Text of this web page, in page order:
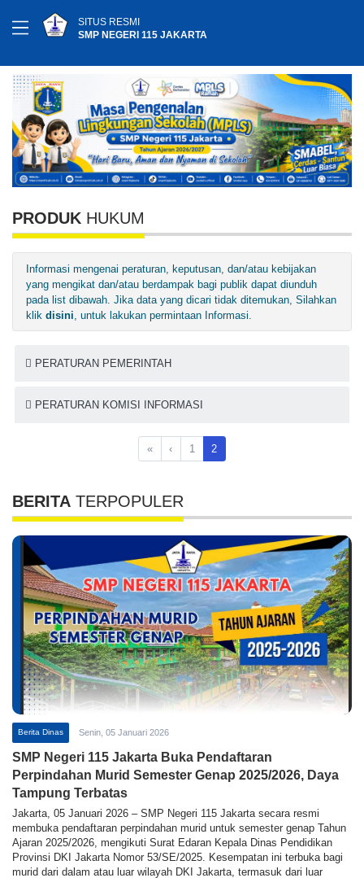
SITUS RESMI
SMP NEGERI 115 JAKARTA
PRODUK HUKUM
Informasi mengenai peraturan, keputusan, dan/atau kebijakan
yang mengikat dan/atau berdampak bagi publik dapat diunduh
pada list dibawah. Jika data yang dicari tidak ditemukan, Silahkan
klikdisini , untuk lakukan permintaan Informasi.
PERATURAN PEMERINTAH
PERATURAN KOMISI INFORMASI
« ‹ 1 2
BERITA TERPOPULER
Berita Dinas Senin, 05 Januari 2026
SMP Negeri 115 Jakarta Buka Pendaftaran
Perpindahan Murid Semester Genap 2025/2026, Daya
Tampung Terbatas
Jakarta, 05 Januari 2026 – SMP Negeri 115 Jakarta secara resmi
membuka pendaftaran perpindahan murid untuk semester genap Tahun
Ajaran 2025/2026, mengikuti Surat Edaran Kepala Dinas Pendidikan
Provinsi DKI Jakarta Nomor 53/SE/2025. Kesempatan ini terbuka bagi
murid dari dalam atau luar wilayah DKI Jakarta, termasuk dari luar